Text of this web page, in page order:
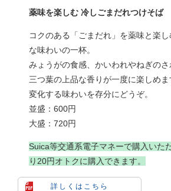
薬味を楽しむ 冷しごまだれつけそば
コクのある「ごまだれ」を薬味と楽
な味わいの一杯。
みょうがの食感、かいわれやねぎのさ
三つ葉の上品な香りが一度に楽しめま
変化する味わいを存分にどうぞ。
並盛：600円
大盛：720円
Suica等交通系電子マネーで購入いた
り20円オトクに購入できます。
詳しくはこちら